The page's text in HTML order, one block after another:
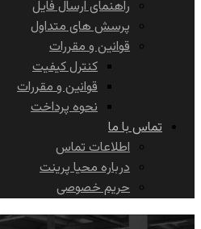
راهنمای ارسال فایل
پرسش های متداول
قوانین و مقررات
کنترل کیفیت
قوانین و مقررات
نحوه پرداخت
تماس با ما
اطلاعات تماس
درباره محیا پرینت
حریم خصوصی